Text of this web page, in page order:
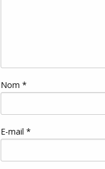
Nom *
E-mail *